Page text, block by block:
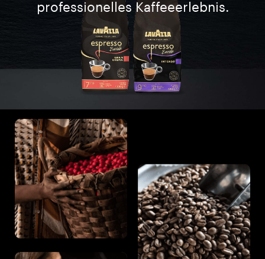
professionelles Kaffeeerlebnis.